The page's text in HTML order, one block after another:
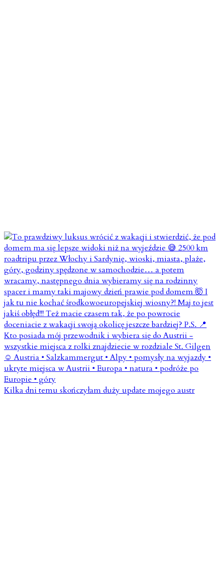
Kilka dni temu skończyłam duży update mojego austr